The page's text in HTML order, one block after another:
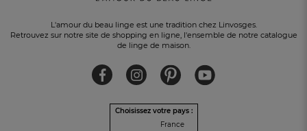
sans frais avec Alma
L'amour du beau linge est une tradition chez Linvosges.
Retrouvez sur notre site de shopping en ligne, l'ensemble de notre catalogue
de linge de maison.
Choisissez votre pays :
France